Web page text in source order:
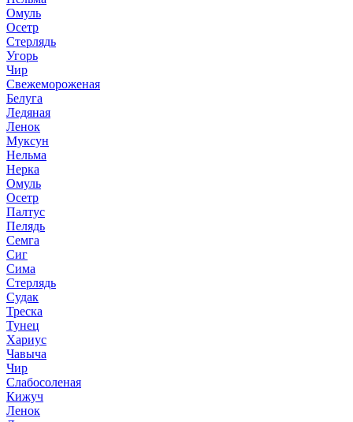
Омуль
Осетр
Стерлядь
Угорь
Чир
Свежемороженая
Белуга
Ледяная
Ленок
Муксун
Нельма
Нерка
Омуль
Осетр
Палтус
Пелядь
Семга
Сиг
Сима
Стерлядь
Судак
Треска
Тунец
Хариус
Чавыча
Чир
Слабосоленая
Кижуч
Ленок